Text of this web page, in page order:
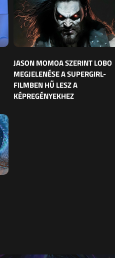
JASON MOMOA SZERINT LOBO
MEGJELENÉSE A SUPERGIRL-
FILMBEN HŰ LESZ A
KÉPREGÉNYEKHEZ